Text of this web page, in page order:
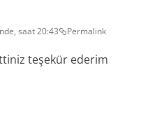
saat 20:43 Permalink
teşekür ederim